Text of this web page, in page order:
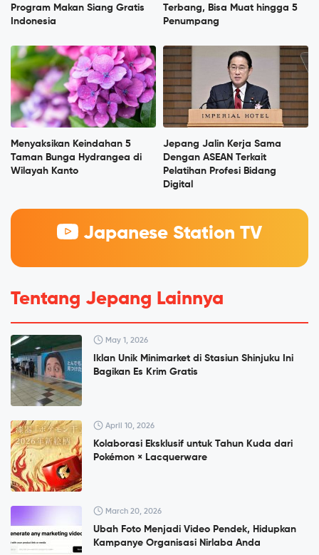
Program Makan Siang Gratis
Indonesia
Terbang, Bisa Muat hingga 5
Penumpang
Menyaksikan Keindahan 5
Taman Bunga Hydrangea di
Wilayah Kanto
Jepang Jalin Kerja Sama
Dengan ASEAN Terkait
Pelatihan Profesi Bidang
Digital
Japanese Station TV
Tentang Jepang Lainnya
May 1, 2026
Iklan Unik Minimarket di Stasiun Shinjuku Ini
Bagikan Es Krim Gratis
April 10, 2026
Kolaborasi Eksklusif untuk Tahun Kuda dari
Pokémon × Lacquerware
March 20, 2026
Ubah Foto Menjadi Video Pendek, Hidupkan
Kampanye Organisasi Nirlaba Anda